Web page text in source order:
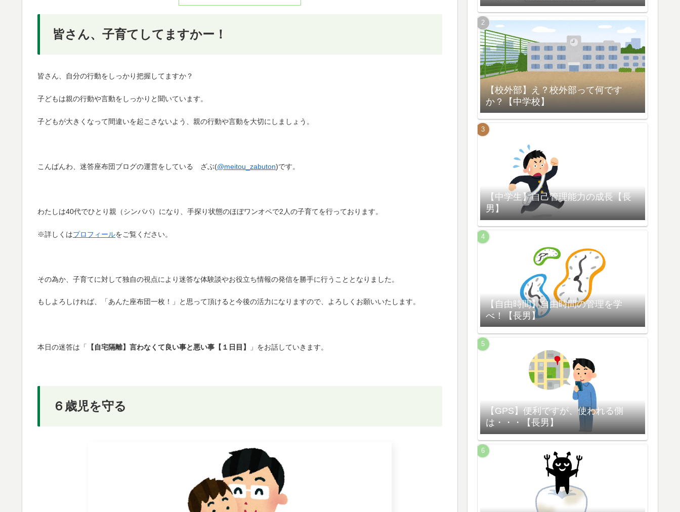
皆さん、子育てしてますかー！
皆さん、自分の行動をしっかり把握してますか？
子どもは親の行動や言動をしっかりと聞いています。
子どもが大きくなって間違いを起こさないよう、親の行動や言動を大切にしましょう。
こんばんわ、迷答座布団ブログの運営をしている ざぶ(@meitou_zabuton)です。
わたしは40代でひとり親（シンパパ）になり、手探り状態のほぼワンオペで2人の子育てを行っております。
※詳しくはプロフィールをご覧ください。
その為か、子育てに対して独自の視点により迷答な体験談やお役立ち情報の発信を勝手に行うこととなりました。
もしよろしければ、「あんた座布団一枚！」と思って頂けると今後の活力になりますので、よろしくお願いいたします。
本日の迷答は「 【自宅隔離】言わなくて良い事と悪い事【１日目】 」をお話していきます。
６歳児を守る
【脳の活性化】
【校外部】え？校外部って何です
か？【中学校】
【中学生】自己管理能力の成長【長
男】
【自由時間】自由時間の管理を学
べ！【長男】
【GPS】便利ですが、使われる側
は・・・【長男】